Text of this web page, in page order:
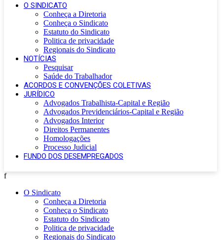
O SINDICATO
Conheça a Diretoria
Conheça o Sindicato
Estatuto do Sindicato
Politica de privacidade
Regionais do Sindicato
NOTÍCIAS
Pesquisar
Saúde do Trabalhador
ACORDOS E CONVENÇÕES COLETIVAS
JURÍDICO
Advogados Trabalhista-Capital e Região
Advogados Previdenciários-Capital e Região
Advogados Interior
Direitos Permanentes
Homologações
Processo Judicial
FUNDO DOS DESEMPREGADOS
f
O Sindicato
Conheça a Diretoria
Conheça o Sindicato
Estatuto do Sindicato
Politica de privacidade
Regionais do Sindicato